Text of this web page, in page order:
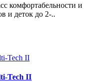
комфортабельности и
и деток до 2-..
Tech II